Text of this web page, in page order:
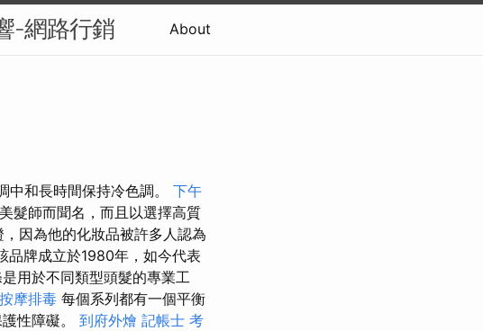
-網路行銷 About
和長時間保持冷色調。 下午
髮師而聞名，而且以選擇高質
，因為他的化妝品被許多人認為
品牌成立於1980年，如今代表
用於不同類型頭髮的專業工
摩排毒 每個系列都有一個平衡
性障礙。 到府外燴 記帳士 考